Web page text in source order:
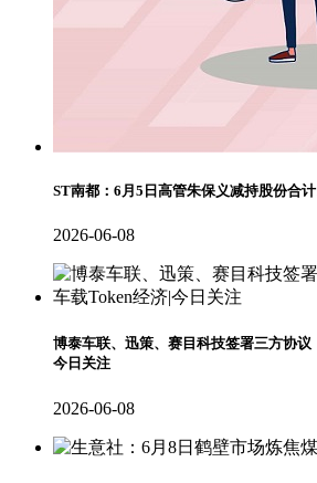
ST南都：6月5日高管朱保义减持股份合
2026-06-08
博泰车联、迅策、赛目科技签署三方协议
今日关注
2026-06-08